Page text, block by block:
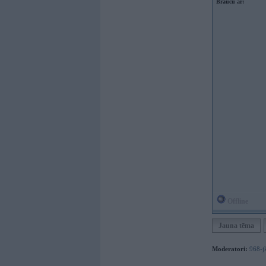
Braucu ar:
Jauna tēma
Moderatori: 968-